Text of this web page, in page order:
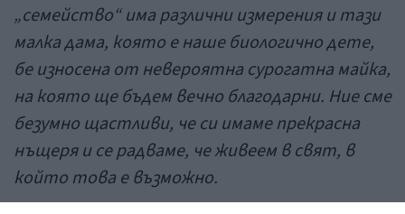
„семейство“ има различни измерения и тази
малка дама, която енашебиологичнодете,
беизносена от невероятна сурогатна майка,
на която ще бъдем вечно благодарни. Ние сме
безумно щастливи, че си имаме прекрасна
нъщеря и се радваме, че живеем в свят, в
който това е възможно.